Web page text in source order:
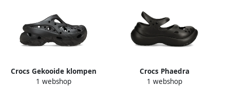
Crocs Gekooide klompen
met geperforeerde details
1 webshop
Crocs Phaedra
geperforeerde slip-ons
1 webshop